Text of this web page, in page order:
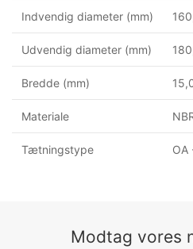
Indvendig diameter (mm)
Udvendig diameter (mm)
Bredde (mm)
Materiale
Tætningstype OA
Modtag vores